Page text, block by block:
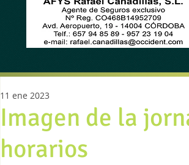
Imagen de la
horarios
11 ene 2023